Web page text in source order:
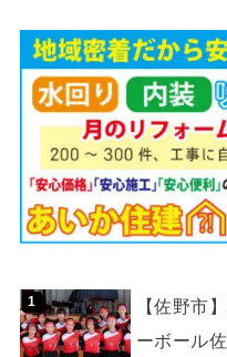
【佐野市
ーボール